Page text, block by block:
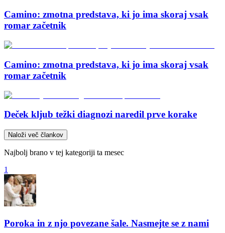
Camino: zmotna predstava, ki jo ima skoraj vsak
romar začetnik
Camino: zmotna predstava, ki jo ima skoraj vsak
romar začetnik
Deček kljub težki diagnozi naredil prve korake
Naloži več člankov
Najbolj brano v tej kategoriji ta mesec
1
Poroka in z njo povezane šale. Nasmejte se z nami